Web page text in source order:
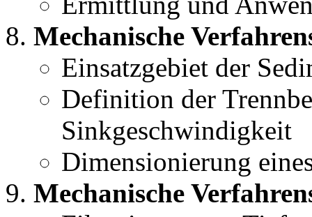
Mechanische
Einsatzgebiet der
Definition der
Sinkgeschwindigkeit
Dimensionierung
Mechanische